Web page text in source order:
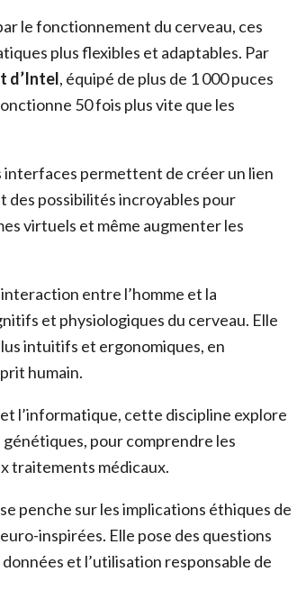
le fonctionnement du cerveau, ces
plus flexibles et adaptables. Par
d’Intel, équipé de plus de 1 000 puces
50 fois plus vite que les
interfaces permettent de créer un lien
possibilités incroyables pour
virtuels et même augmenter les
entre l’homme et la
et physiologiques du cerveau. Elle
intuitifs et ergonomiques, en
humain.
l’informatique, cette discipline explore
pour comprendre les
traitements médicaux.
penche sur les implications éthiques de
inspirées. Elle pose des questions
et l’utilisation responsable de